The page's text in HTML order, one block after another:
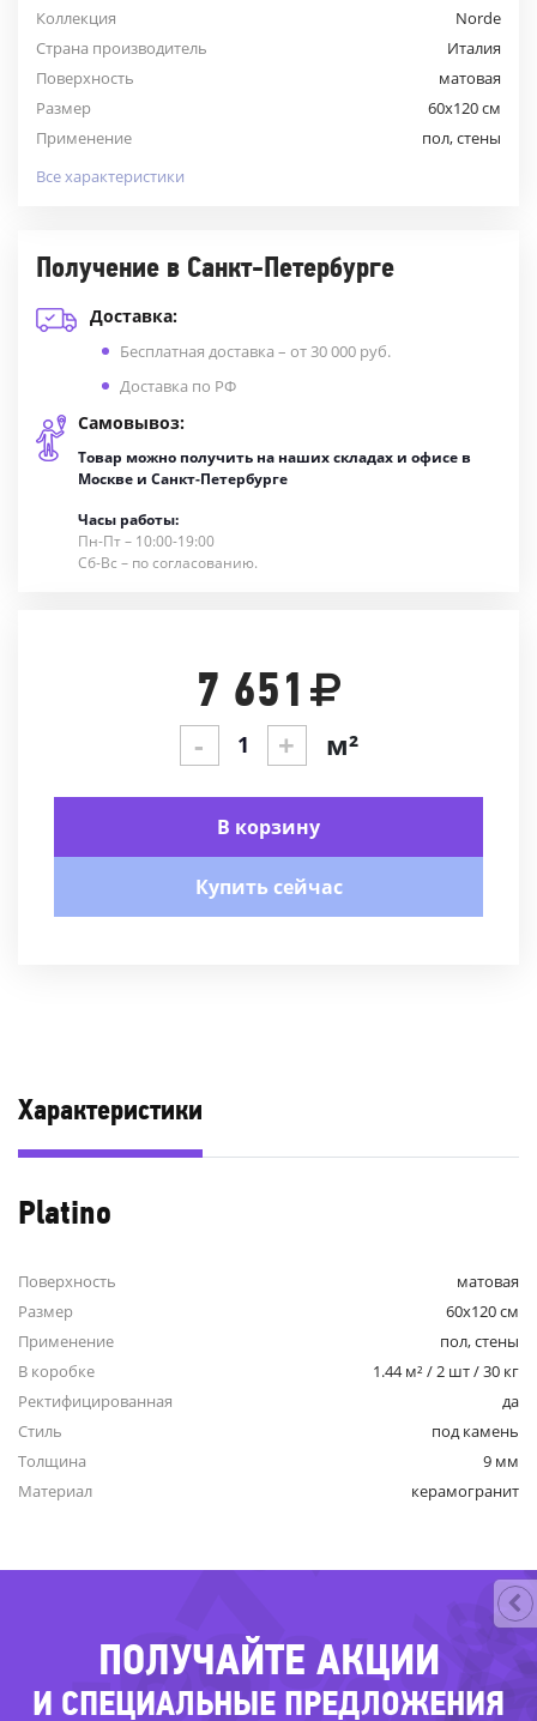
Коллекция
Norde
Страна производитель
Италия
Поверхность
матовая
Размер
60x120 см
Применение
пол, стены
Все характеристики
Получение в Санкт-Петербурге
Доставка:
Бесплатная доставка – от 30 000 руб.
Доставка по РФ
Самовывоз:
Товар можно получить на наших складах и офисе в
Москве и Санкт-Петербурге
Часы работы:
Пн-Пт – 10:00-19:00
Сб-Вс – по согласованию.
7 651
- + м²
В корзину
Купить сейчас
Характеристики
Platino
Поверхность
матовая
Размер
60x120 см
Применение
пол, стены
В коробке
1.44 м² / 2 шт / 30 кг
Ректифицированная
да
Стиль
под камень
Толщина
9 мм
Материал
керамогранит
ПОЛУЧАЙТЕ АКЦИИ
И СПЕЦИАЛЬНЫЕ ПРЕДЛОЖЕНИЯ
-37%
-69%